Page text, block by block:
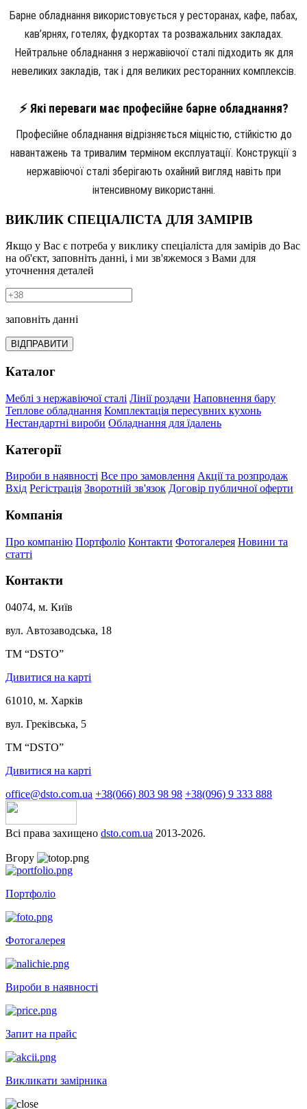
Барне обладнання використовується у ресторанах, кафе, пабах,
кав’ярнях, готелях, фудкортах та розважальних закладах.
Нейтральне обладнання з нержавіючої сталі підходить як для
невеликих закладів, так і для великих ресторанних комплексів.
⚡ Які переваги має професійне барне обладнання?
Професійне обладнання відрізняється міцністю, стійкістю до
навантажень та тривалим терміном експлуатації. Конструкції з
нержавіючої сталі зберігають охайний вигляд навіть при
інтенсивному використанні.
ВИКЛИК СПЕЦІАЛІСТА ДЛЯ ЗАМІРІВ
Якщо у Вас є потреба у виклику спеціаліста для замірів до Вас
на об'єкт, заповніть данні, і ми зв'яжемося з Вами для
уточнення деталей
заповніть данні
ВІДПРАВИТИ
Каталог
Меблі з нержавіючої сталі Лінії роздачи Наповнення бару
Теплове обладнання Комплектація пересувних кухонь
Нестандартні вироби Обладнання для їдалень
Категорії
Вироби в наявності Все про замовлення Акції та розпродаж
Вхід Регістрація Зворотній зв'язок Договір публичної оферти
Компанія
Про компанію Портфоліо Контакти Фотогалерея Новини та
статті
Контакти
04074, м. Київ
вул. Автозаводська, 18
ТМ “DSTO”
Дивитися на карті
61010, м. Харків
вул. Греківська, 5
ТМ “DSTO”
Дивитися на карті
office@dsto.com.ua +38(066) 803 98 98 +38(096) 9 333 888
Всі права захищено dsto.com.ua 2013-2026.
Вгору
Портфоліо
Фотогалерея
Вироби в наявності
Запит на прайс
Викликати замірника